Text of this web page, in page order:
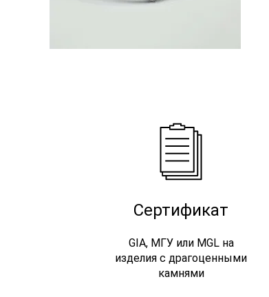
Сертификат
GIA, МГУ или MGL на
изделия с драгоценными
камнями